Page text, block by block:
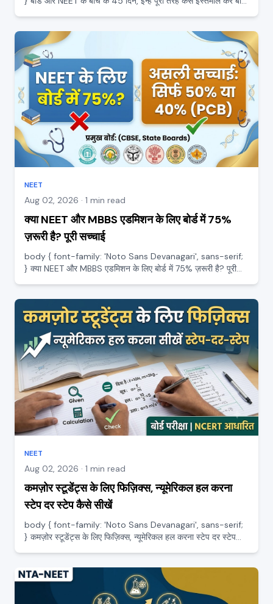
NEET
Aug 02, 2026 · 1 min read
क्या NEET और MBBS एडमिशन के लिए बोर्ड में 75%
ज़रूरी है? पूरी सच्चाई
body { font-family: 'Noto Sans Devanagari', sans-serif;
} क्या NEET और MBBS एडमिशन के लिए बोर्ड में 75% ज़रूरी है? पूरी
NEET
Aug 02, 2026 · 1 min read
कमज़ोर स्टूडेंट्स के लिए फिज़िक्स, न्यूमेरिकल हल करना
स्टेप दर स्टेप कैसे सीखें
body { font-family: 'Noto Sans Devanagari', sans-serif;
} कमज़ोर स्टूडेंट्स के लिए फिज़िक्स, न्यूमेरिकल हल करना स्टेप दर स्टेप